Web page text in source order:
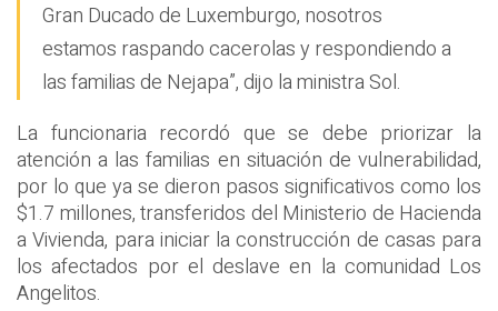
Gran Ducado de Luxemburgo, nosotros
estamos raspando cacerolas y respondiendo a
las familias de Nejapa”, dijo la ministra Sol.
La funcionaria recordó que se debe priorizar la
atención a las familias en situación de vulnerabilidad,
por lo que ya se dieron pasos significativos como los
$1.7 millones, transferidos del Ministerio de Hacienda
a Vivienda, para iniciar la construcción de casas para
los afectados por el deslave en la comunidad Los
Angelitos.